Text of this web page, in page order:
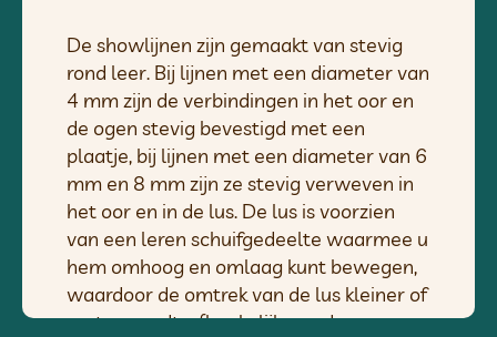
De showlijnen zijn gemaakt van stevig
rond leer. Bij lijnen met een diameter van
4 mm zijn de verbindingen in het oor en
de ogen stevig bevestigd met een
plaatje, bij lijnen met een diameter van 6
mm en 8 mm zijn ze stevig verweven in
het oor en in de lus. De lus is voorzien
van een leren schuifgedeelte waarmee u
hem omhoog en omlaag kunt bewegen,
waardoor de omtrek van de lus kleiner of
groter wordt, afhankelijk van de